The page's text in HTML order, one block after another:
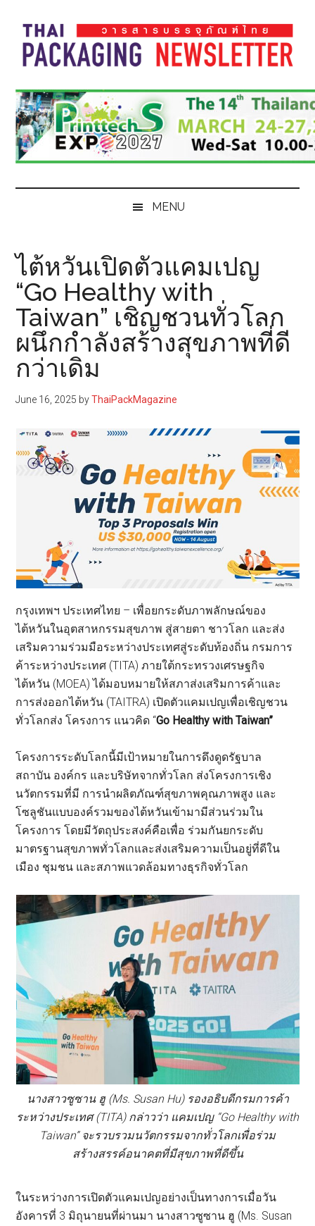
main
content
secondary
menu
primary
sidebar
footer
Thai
Pack
Magazine
Pack
Magazine
MENU
ไต้หวันเปิดตัวแคมเปญ
“Go Healthy with
Taiwan” เชิญชวนทั่วโลก
ผนึกกำลังสร้างสุขภาพที่ดี
กว่าเดิม
June 16, 2025 byThaiPackMagazine
กรุงเทพฯ ประเทศไทย – เพื่อยกระดับภาพลักษณ์ของ
ไต้หวันในอุตสาหกรรมสุขภาพ สู่สายตา ชาวโลก และส่ง
เสริมความร่วมมือระหว่างประเทศสู่ระดับท้องถิ่น กรมการ
ค้าระหว่างประเทศ (TITA) ภายใต้กระทรวงเศรษฐกิจ
ไต้หวัน (MOEA) ได้มอบหมายให้สภาส่งเสริมการค้าและ
การส่งออกไต้หวัน (TAITRA) เปิดตัวแคมเปญเพื่อเชิญชวน
ทั่วโลกส่ง โครงการ แนวคิด “Go Healthy with Taiwan”
โครงการระดับโลกนี้มีเป้าหมายในการดึงดูดรัฐบาล
สถาบัน องค์กร และบริษัทจากทั่วโลก ส่งโครงการเชิง
นวัตกรรมที่มี การนำผลิตภัณฑ์สุขภาพคุณภาพสูง และ
โซลูชันแบบองค์รวมของไต้หวันเข้ามามีส่วนร่วมใน
โครงการ โดยมีวัตถุประสงค์คือเพื่อ ร่วมกันยกระดับ
มาตรฐานสุขภาพทั่วโลกและส่งเสริมความเป็นอยู่ที่ดีใน
เมือง ชุมชน และสภาพแวดล้อมทางธุรกิจทั่วโลก
นางสาวซูซาน ฮู (Ms. Susan Hu) รองอธิบดีกรมการค้า
ระหว่างประเทศ (TITA) กล่าวว่า แคมเปญ “Go Healthy with
Taiwan” จะรวบรวมนวัตกรรมจากทั่วโลกเพื่อร่วม
สร้างสรรค์อนาคตที่มีสุขภาพที่ดีขึ้น
ในระหว่างการเปิดตัวแคมเปญอย่างเป็นทางการเมื่อวัน
อังคารที่ 3 มิถุนายนที่ผ่านมา นางสาวซูซาน ฮู (Ms. Susan